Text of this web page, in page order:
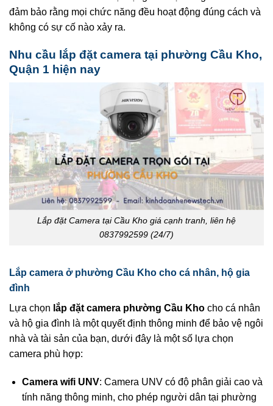
đảm bảo rằng mọi chức năng đều hoạt động đúng cách và
không có sự cố nào xảy ra.
Nhu cầu lắp đặt camera tại phường Cầu Kho,
Quận 1 hiện nay
Lắp đặt Camera tại Cầu Kho giá cạnh tranh, liên hệ
0837992599 (24/7)
Lắp camera ở phường Cầu Kho cho cá nhân, hộ gia
đình
Lựa chọn lắp đặt camera phường Cầu Kho cho cá nhân
và hộ gia đình là một quyết định thông minh để bảo vệ ngôi
nhà và tài sản của bạn, dưới đây là một số lựa chọn
camera phù hợp:
Camera wifi UNV: Camera UNV có độ phân giải cao và
tính năng thông minh, cho phép người dân tại phường